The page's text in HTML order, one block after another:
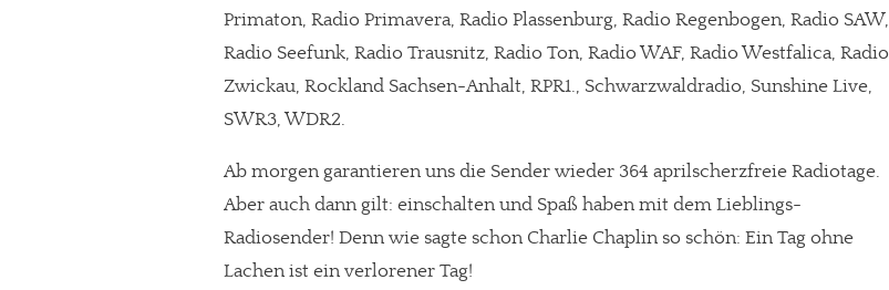
Primaton, Radio Primavera, Radio Plassenburg, Radio Regenbogen, Radio SAW,
Radio Seefunk, Radio Trausnitz, Radio Ton, Radio WAF, Radio Westfalica, Radio
Zwickau, Rockland Sachsen-Anhalt, RPR1., Schwarzwaldradio, Sunshine Live,
SWR3, WDR2.
Ab morgen garantieren uns die Sender wieder 364 aprilscherzfreie Radiotage.
Aber auch dann gilt: einschalten und Spaß haben mit dem Lieblings-
Radiosender! Denn wie sagte schon Charlie Chaplin so schön: Ein Tag ohne
Lachen ist ein verlorener Tag!